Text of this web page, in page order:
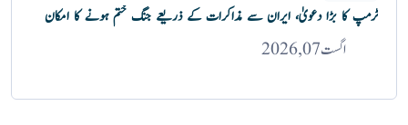
ٹرمپ کا بڑا دعویٰ، ایران سے مذاکرات کے ذریعے جنگ ختم ہونے کا امکان
اگست 07, 2026